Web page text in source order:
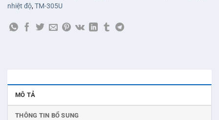
nhiệt độ,TM-305U
MÔ TẢ
THÔNG TIN BỔ SUNG